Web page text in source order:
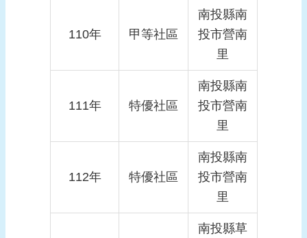
110年 甲等社區
南投縣南
投市營南
里
111年 特優社區
南投縣南
投市營南
里
112年 特優社區
南投縣南
投市營南
里
南投縣草